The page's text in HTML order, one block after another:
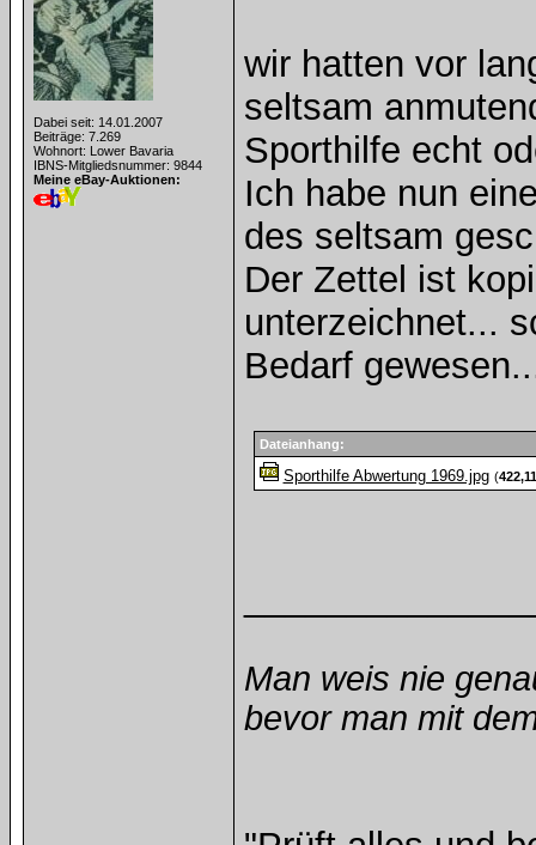
Dabei seit: 14.01.2007
Beiträge: 7.269
Wohnort: Lower Bavaria
IBNS-Mitgliedsnummer: 9844
Meine eBay-Auktionen:
wir hatten vor
seltsam
Sporthilfe echt
Ich habe nun
des seltsam
Der Zettel ist
unterzeichnet...
Bedarf
Dateianhang:
Sporthilfe Abwertung 1969.jpg (
Man weis nie
bevor man mit